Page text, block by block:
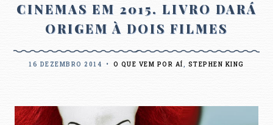
CINEMAS EM 2015. LIVRO DARÁ
ORIGEM À DOIS FILMES
16 DEZEMBRO 2014 • O QUE VEM POR AÍ, STEPHEN KING